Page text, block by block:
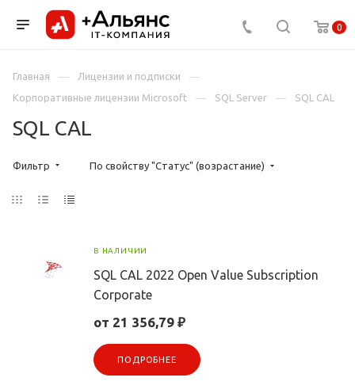
0
Главная
Лицензии и подписки
Корпоративные лицензии Microsoft
SQL Server SQL CAL
SQL CAL
Фильтр По свойству "Статус" (возрастание)
В НАЛИЧИИ
SQL CAL 2022 Open Value Subscription
Corporate
от 21 356,79 ₽
ПОДРОБНЕЕ